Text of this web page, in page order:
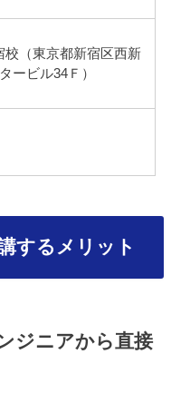
校（東京都新宿区西新
ービル34Ｆ）
するメリット
ジニアから直接